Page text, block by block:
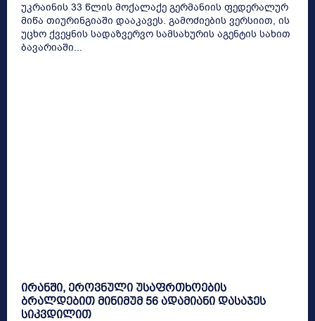
უკრაინის 33 წლის მოქალაქე გერმანიის ფედერალურ
მიწა თიურინგიაში დააკავეს. გამოძიების ვერსიით, ის
უცხო ქვეყნის სადაზვერვო სამსახურის აგენტის სახით
ბავარიაში...
ირანში, ეროვნული უსაფრთხოების
ბრალდებით მინიმუმ 56 ადამიანი დასაჯეს
სიკვდილით